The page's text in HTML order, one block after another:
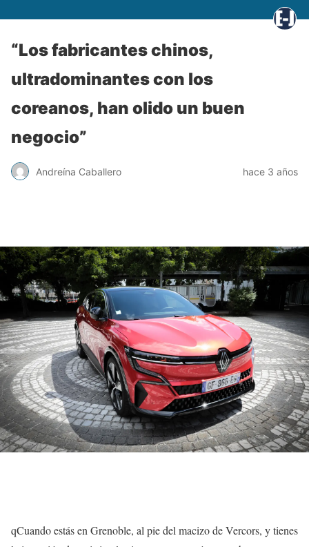
“Los fabricantes chinos,
ultradominantes con los
coreanos, han olido un buen
negocio”
Andreína Caballero hace 3 años
qCuando estás en Grenoble, al pie del macizo de Vercors, y tienes